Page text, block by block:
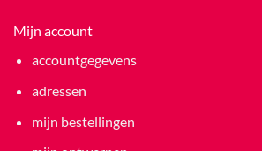
Mijn account
accountgegevens
adressen
mijn bestellingen